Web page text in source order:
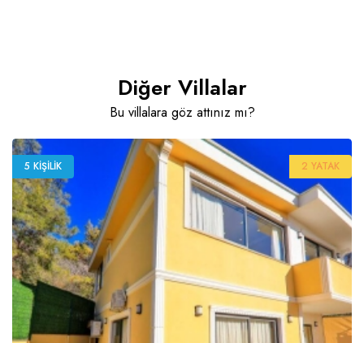
Diğer Villalar
Bu villalara göz attınız mı?
5 KIŞILIK 2 YATAK